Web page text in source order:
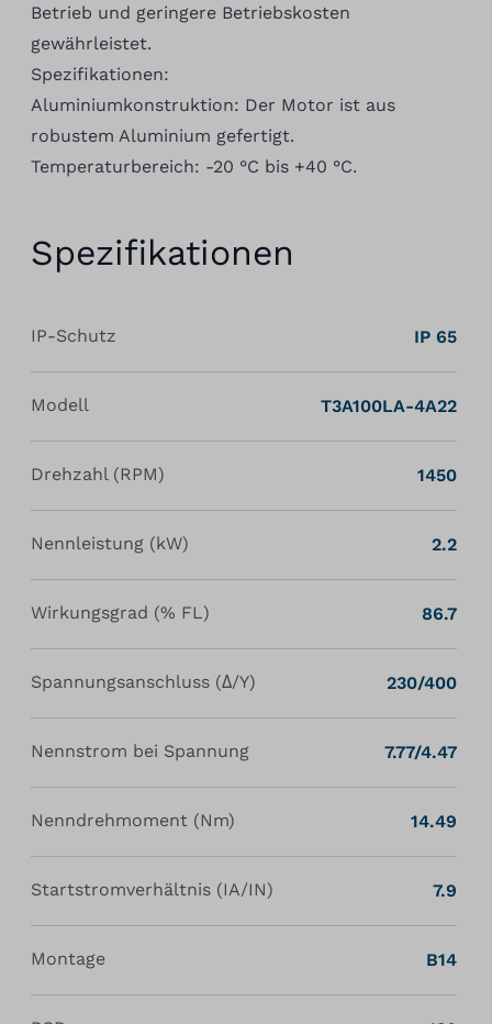
Betrieb und geringere Betriebskosten
gewährleistet.
Spezifikationen:
Aluminiumkonstruktion: Der Motor ist aus
robustem Aluminium gefertigt.
Temperaturbereich: -20 °C bis +40 °C.
Spezifikationen
IP-Schutz IP 65
Modell T3A100LA-4A22
Drehzahl (RPM) 1450
Nennleistung (kW) 2.2
Wirkungsgrad (% FL) 86.7
Spannungsanschluss (Δ/Y) 230/400
Nennstrom bei Spannung 7.77/4.47
Nenndrehmoment (Nm) 14.49
Startstromverhältnis (IA/IN) 7.9
Montage B14